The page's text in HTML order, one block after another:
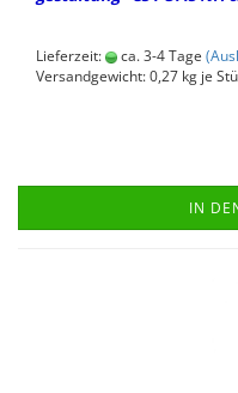
Lieferzeit: ca. 3-4 Tage
Versandgewicht:0,27 kg je
IN